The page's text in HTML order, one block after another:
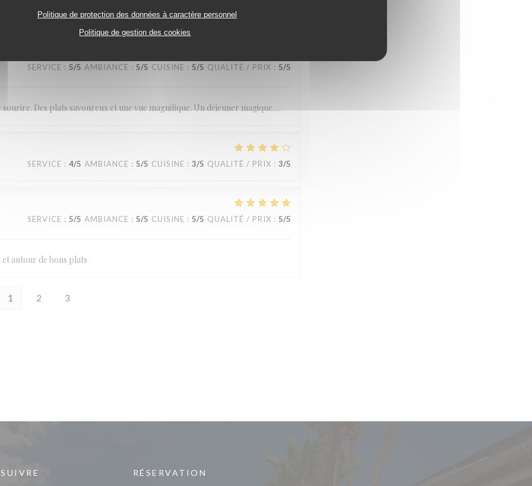
Politique de protection des données à caractère personnel
Politique de gestion des cookies
SERVICE : 5/5 AMBIANCE : 5/5 CUISINE : 5/5 QUALITÉ / PRIX : 5/5
Des plats savoureux et une vue magnifique. Un déjeuner magique….
SERVICE : 4/5 AMBIANCE : 5/5 CUISINE : 3/5 QUALITÉ / PRIX : 3/5
SERVICE : 5/5 AMBIANCE : 5/5 CUISINE : 5/5 QUALITÉ / PRIX : 5/5
et autour de bons plats
1 2 3
RÉSERVATION